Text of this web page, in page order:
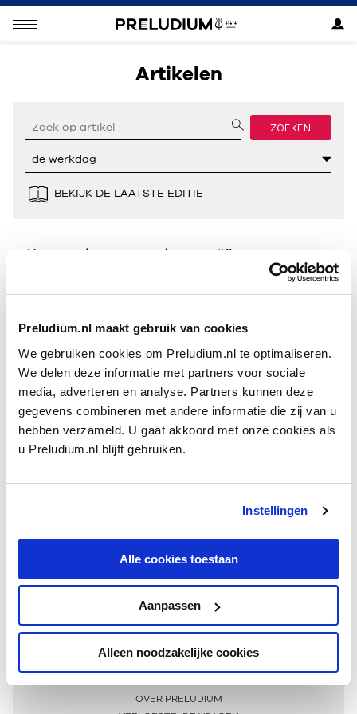
Preludium.nl maakt gebruik van cookies
We gebruiken cookies om Preludium.nl te optimaliseren.
We delen deze informatie met partners voor sociale
media, adverteren en analyse. Partners kunnen deze
gegevens combineren met andere informatie die zij van u
hebben verzameld. U gaat akkoord met onze cookies als
u Preludium.nl blijft gebruiken.
Instellingen
Alle cookies toestaan
Aanpassen
Alleen noodzakelijke cookies
Artikelen
ZOEKEN
BEKIJK DE LAATSTE EDITIE
Geen resultaten gevonden voor “”.
Meer informatie
OVER PRELUDIUM